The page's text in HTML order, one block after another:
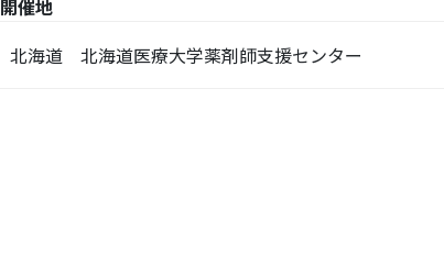
開催地
北海道 北海道医療大学薬剤師支援センター